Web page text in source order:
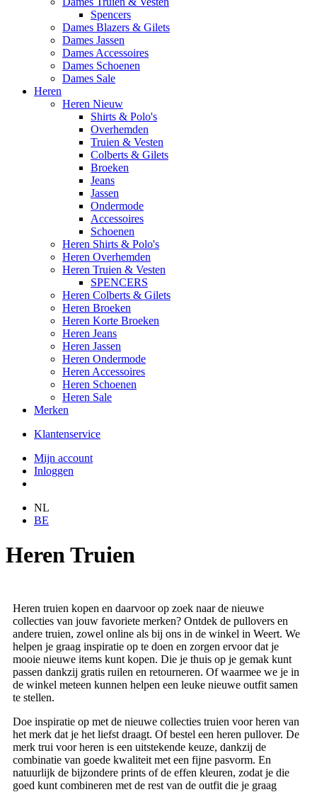
Spencers
Dames Blazers & Gilets
Dames Jassen
Dames Accessoires
Dames Schoenen
Dames Sale
Heren
Heren Nieuw
Shirts & Polo's
Overhemden
Truien & Vesten
Colberts & Gilets
Broeken
Jeans
Jassen
Ondermode
Accessoires
Schoenen
Heren Shirts & Polo's
Heren Overhemden
Heren Truien & Vesten
SPENCERS
Heren Colberts & Gilets
Heren Broeken
Heren Korte Broeken
Heren Jeans
Heren Jassen
Heren Ondermode
Heren Accessoires
Heren Schoenen
Heren Sale
Merken
Klantenservice
Mijn account
Inloggen
NL
BE
Heren Truien
Heren truien kopen en daarvoor op zoek naar de nieuwe
collecties van jouw favoriete merken? Ontdek de pullovers en
andere truien, zowel online als bij ons in de winkel in Weert. We
helpen je graag inspiratie op te doen en zorgen ervoor dat je
mooie nieuwe items kunt kopen. Die je thuis op je gemak kunt
passen dankzij gratis ruilen en retourneren. Of waarmee we je in
de winkel meteen kunnen helpen een leuke nieuwe outfit samen
te stellen.
Doe inspiratie op met de nieuwe collecties truien voor heren van
het merk dat je het liefst draagt. Of bestel een heren pullover. De
merk trui voor heren is een uitstekende keuze, dankzij de
combinatie van goede kwaliteit met een fijne pasvorm. En
natuurlijk de bijzondere prints of de effen kleuren, zodat je die
goed kunt combineren met de rest van de outfit die je graag